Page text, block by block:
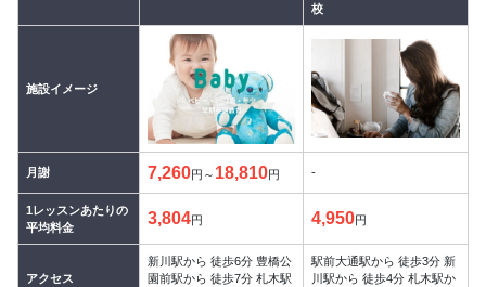
校
施設イメージ
月謝 7,260円～ 18,810円 -
1レッスンあたりの
平均料金
3,804円 4,950円
アクセス
新川駅から 徒歩6分 豊橋公
園前駅から 徒歩7分 札木駅
駅前大通駅から 徒歩3分 新
川駅から 徒歩4分 札木駅か